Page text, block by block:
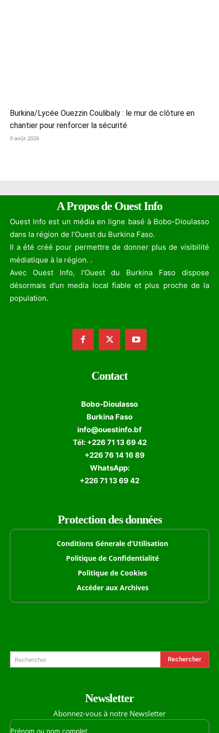
Burkina/Lycée Ouezzin Coulibaly : le mur de clôture en
chantier pour renforcer la sécurité
9 août 2026
A Propos de Ouest Info
Ouest Info est un média en ligne basé à Bobo-Dioulasso
dans la région de l’Ouest du Burkina Faso.
Il a été créé pour permettre de donner plus de visibilité
médiatique à la région. .
Avec Ouest Info, l'Ouest du Burkina Faso dispose
désormais d'un media local fiable et plus proche de la
population.
Contact
Bobo-Dioulasso
Burkina Faso
info@ouestinfo.bf
Tél: +226 71 13 69 42
+226 76 14 16 89
WhatsApp:
+226 71 13 69 42
Protection des données
Conditions Génerale d’Utilisation
Politique de Confidentialité
Politique de Cookies
Accéder aux Archives
Rechercher Rechercher
Newsletter
Abonnez-vous à notre Newsletter
Prénom ou nom complet